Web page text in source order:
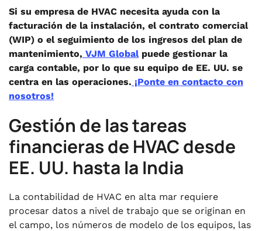
Si su empresa de HVAC necesita ayuda con la
facturación de la instalación, el contrato comercial
(WIP) o el seguimiento de los ingresos del plan de
mantenimiento, VJM Globalpuede gestionar la
carga contable, por lo que su equipo de EE. UU. se
centra en las operaciones. ¡Ponte en contacto con
nosotros!
Gestión de las tareas
financieras de HVAC desde
EE. UU. hasta la India
La contabilidad de HVAC en alta mar requiere
procesar datos a nivel de trabajo que se originan en
el campo, los números de modelo de los equipos, las